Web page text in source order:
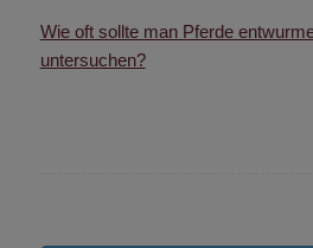
Wie oft sollte man Pferde
untersuchen?